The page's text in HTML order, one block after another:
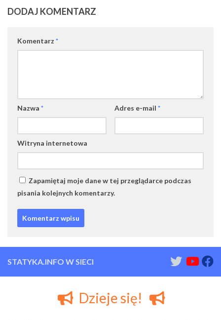
DODAJ KOMENTARZ
Komentarz *
Nazwa * Adres e-mail *
Witryna internetowa
Zapamiętaj moje dane w tej przeglądarce podczas
pisania kolejnych komentarzy.
STATYKA.INFO W SIECI
Dzieje się!